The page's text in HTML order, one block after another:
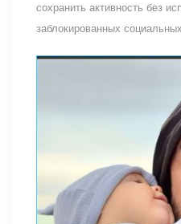
сохранить активность без
заблокированных